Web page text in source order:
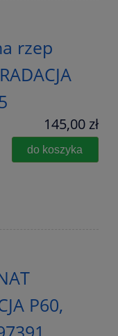
rzep
145,00 zł
do koszyka
P60,